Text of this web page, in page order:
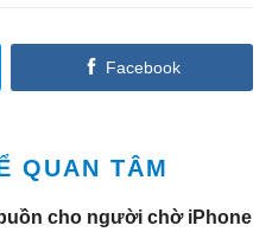
Facebook
QUAN TÂM
cho người chờ iPhone